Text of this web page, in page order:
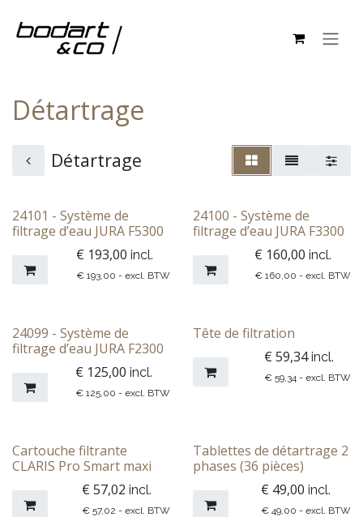
Détartrage
Détartrage
24101 - Système de
filtrage d’eau JURA F5300
€ 193,00 incl.
€ 193,00 - excl. BTW
24100 - Système de
filtrage d’eau JURA F3300
€ 160,00 incl.
€ 160,00 - excl. BTW
24099 - Système de
filtrage d’eau JURA F2300
€ 125,00 incl.
€ 125,00 - excl. BTW
Tête de filtration
€ 59,34 incl.
€ 59,34 - excl. BTW
Cartouche filtrante
CLARIS Pro Smart maxi
€ 57,02 incl.
€ 57,02 - excl. BTW
Tablettes de détartrage 2
phases (36 pièces)
€ 49,00 incl.
€ 49,00 - excl. BTW